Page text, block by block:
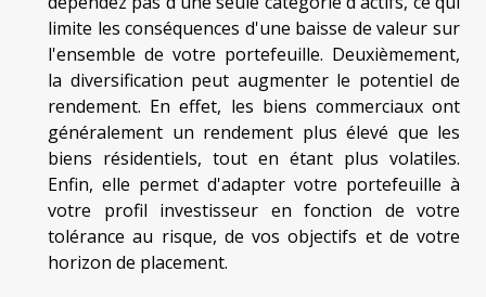
limite les conséquences d'une baisse de valeur sur
l'ensemble de votre portefeuille. Deuxièmement,
la diversification peut augmenter le potentiel de
rendement. En effet, les biens commerciaux ont
généralement un rendement plus élevé que les
biens résidentiels, tout en étant plus volatiles.
Enfin, elle permet d'adapter votre portefeuille à
votre profil investisseur en fonction de votre
tolérance au risque, de vos objectifs et de votre
horizon de placement.